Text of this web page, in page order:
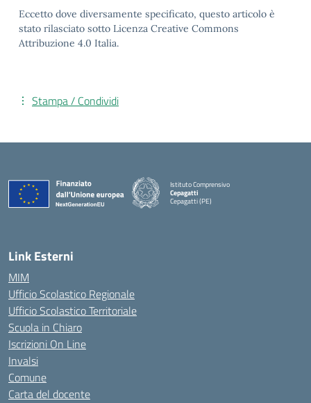
Eccetto dove diversamente specificato, questo articolo è
stato rilasciato sotto Licenza Creative Commons
Attribuzione 4.0 Italia.
Stampa / Condividi
Istituto Comprensivo
Cepagatti
Cepagatti (PE)
— Visita la pagina iniziale della scuola
Link Esterni
MIM
Ufficio Scolastico Regionale
Ufficio Scolastico Territoriale
Scuola in Chiaro
Iscrizioni On Line
Invalsi
Comune
Carta del docente